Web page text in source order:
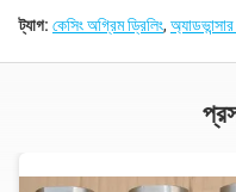
ট্যাগ: কেসিং অগ্রিম ড্রিলিং,